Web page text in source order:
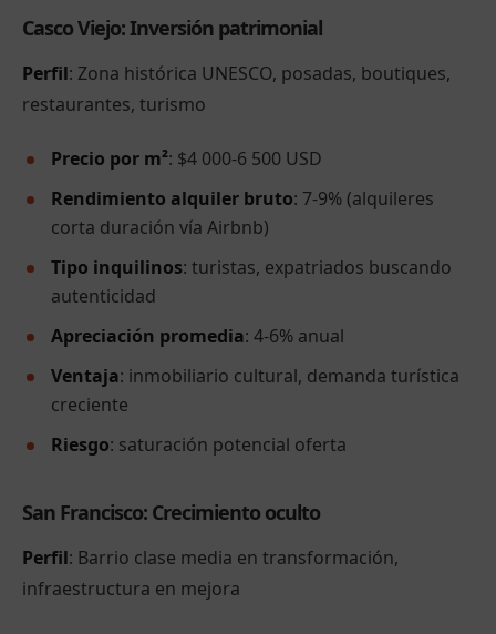
Casco Viejo: Inversión patrimonial
Perfil: Zona histórica UNESCO, posadas, boutiques,
restaurantes, turismo
Precio por m²: $4 000-6 500 USD
Rendimiento alquiler bruto: 7-9% (alquileres
corta duración vía Airbnb)
Tipo inquilinos: turistas, expatriados buscando
autenticidad
Apreciación promedia: 4-6% anual
Ventaja: inmobiliario cultural, demanda turística
creciente
Riesgo: saturación potencial oferta
San Francisco: Crecimiento oculto
Perfil: Barrio clase media en transformación,
infraestructura en mejora